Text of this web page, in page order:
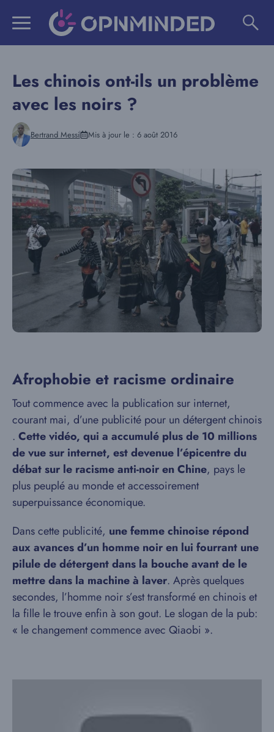
Les chinois ont-ils un problème
avec les noirs ?
Bertrand Messi Mis à jour le : 6 août 2016
Afrophobie et racisme ordinaire
Tout commence avec la publication sur internet,
courant mai, d’une publicité pour un détergent chinois
. Cette vidéo, qui a accumulé plus de 10 millions
de vue sur internet, est devenue l’épicentre du
débat sur le racisme anti-noir en Chine, pays le
plus peuplé au monde et accessoirement
superpuissance économique.
Dans cette publicité, une femme chinoise répond
aux avances d’un homme noir en lui fourrant une
pilule de détergent dans la bouche avant de le
mettre dans la machine à laver. Après quelques
secondes, l’homme noir s’est transformé en chinois et
la fille le trouve enfin à son gout. Le slogan de la pub:
« le changement commence avec Qiaobi ».